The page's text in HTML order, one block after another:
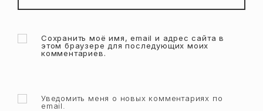
Сохранить моё имя, email и адрес сайта в
этом браузере для последующих моих
комментариев.
Уведомить меня о новых комментариях по
email.